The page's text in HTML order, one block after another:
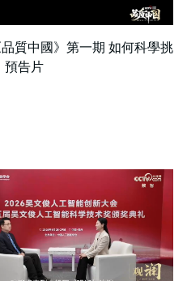
質中國》第一期 如何科學挑
預告片